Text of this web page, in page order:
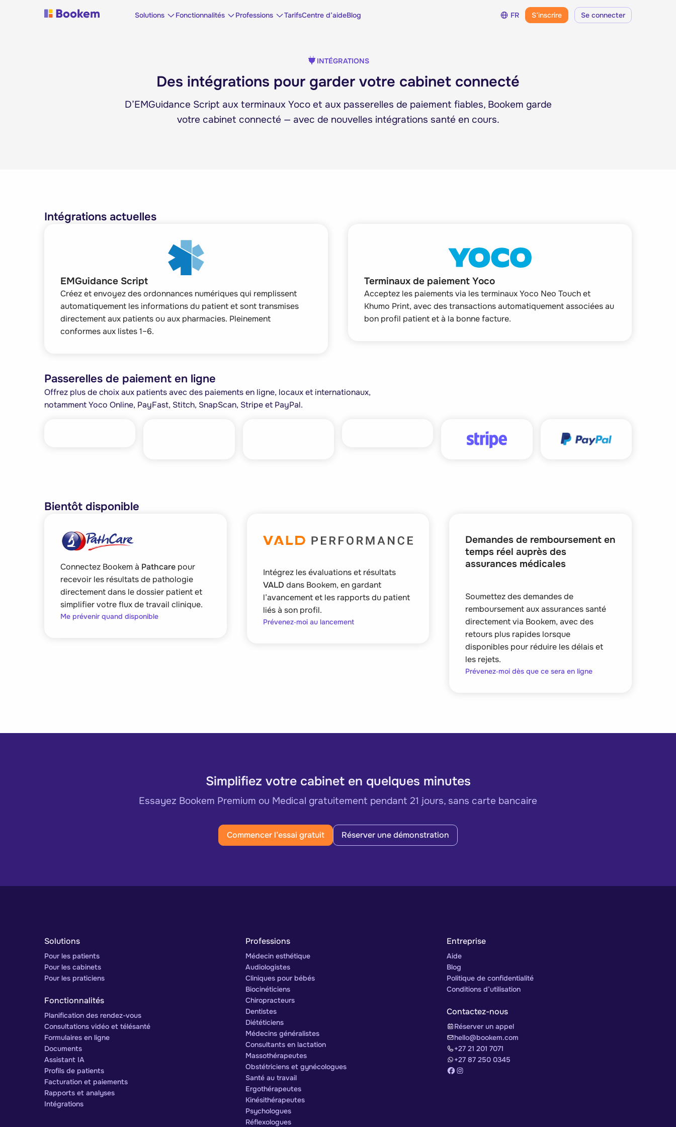
Solutions Fonctionnalités Professions TarifsCentre d’aideBlog FR S’inscrire Se connecter
INTÉGRATIONS
Des intégrations pour garder votre cabinet connecté
D’EMGuidance Script aux terminaux Yoco et aux passerelles de paiement fiables, Bookem garde
votre cabinet connecté — avec de nouvelles intégrations santé en cours.
Intégrations actuelles
EMGuidance Script
Créez et envoyez des ordonnances numériques qui remplissent
automatiquement les informations du patient et sont transmises
directement aux patients ou aux pharmacies. Pleinement
conformes aux listes 1–6.
Terminaux de paiement Yoco
Acceptez les paiements via les terminaux Yoco Neo Touch et
Khumo Print, avec des transactions automatiquement associées au
bon profil patient et à la bonne facture.
Passerelles de paiement en ligne
Offrez plus de choix aux patients avec des paiements en ligne, locaux et internationaux,
notamment Yoco Online, PayFast, Stitch, SnapScan, Stripe et PayPal.
Bientôt disponible
Connectez Bookem à Pathcare pour
recevoir les résultats de pathologie
directement dans le dossier patient et
simplifier votre flux de travail clinique.
Me prévenir quand disponible
Intégrez les évaluations et résultats
VALD dans Bookem, en gardant
l’avancement et les rapports du patient
liés à son profil.
Prévenez‑moi au lancement
Demandes de remboursement en
temps réel auprès des
assurances médicales
Soumettez des demandes de
remboursement aux assurances santé
directement via Bookem, avec des
retours plus rapides lorsque
disponibles pour réduire les délais et
les rejets.
Prévenez‑moi dès que ce sera en ligne
Simplifiez votre cabinet en quelques minutes
Essayez Bookem Premium ou Medical gratuitement pendant 21 jours, sans carte bancaire
Commencer l’essai gratuit Réserver une démonstration
Solutions
Pour les patients
Pour les cabinets
Pour les praticiens
Fonctionnalités
Planification des rendez-vous
Consultations vidéo et télésanté
Formulaires en ligne
Documents
Assistant IA
Profils de patients
Facturation et paiements
Rapports et analyses
Intégrations
Professions
Médecin esthétique
Audiologistes
Cliniques pour bébés
Biocinéticiens
Chiropracteurs
Dentistes
Diététiciens
Médecins généralistes
Consultants en lactation
Massothérapeutes
Obstétriciens et gynécologues
Santé au travail
Ergothérapeutes
Kinésithérapeutes
Psychologues
Réflexologues
Entreprise
Aide
Blog
Politique de confidentialité
Conditions d’utilisation
Contactez-nous
Réserver un appel
hello@bookem.com
+27 21 201 7071
+27 87 250 0345